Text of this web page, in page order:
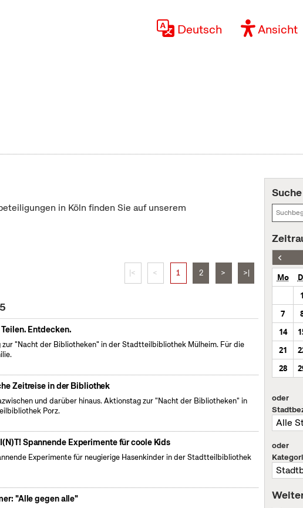
Deutsch Ansicht
in Köln finden Sie auf unserem
|< < 1 2 > >|
Entdecken.
"Nacht der Bibliotheken" in der Stadtteilbibliothek Mülheim. Für die
Zeitreise in der Bibliothek
und darüber hinaus. Aktionstag zur "Nacht der Bibliotheken" in
Porz.
Spannende Experimente für coole Kids
Experimente für neugierige Hasenkinder in der Stadtteilbibliothek
"Alle gegen alle"
Mo
1
7
14
21
28
oder
oder